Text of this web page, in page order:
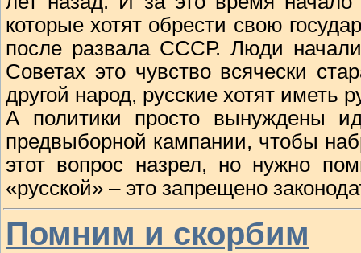
которые хотят обрести свою
после развала СССР. Люди
Советах это чувство всячески
другой народ, русские хотят иметь
А политики просто вынуждены
предвыборной кампании, чтобы
этот вопрос назрел, но нужно
«русской» – это запрещено
Помним и скорбим